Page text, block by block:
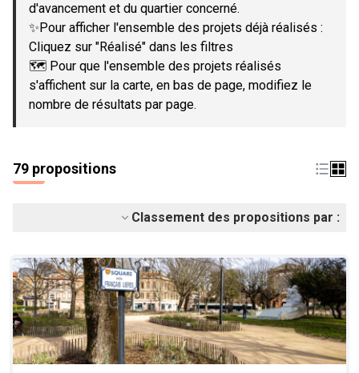
d'avancement et du quartier concerné.
✨Pour afficher l'ensemble des projets déjà réalisés :
Cliquez sur "Réalisé" dans les filtres
🗺️ Pour que l'ensemble des projets réalisés
s'affichent sur la carte, en bas de page, modifiez le
nombre de résultats par page.
79 propositions
Classement des propositions par :